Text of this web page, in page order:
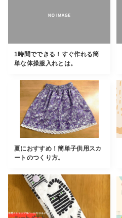
1時間でできる！すぐ作れる簡
単な体操服入れとは。
夏におすすめ！簡単子供用スカ
ートのつくり方。